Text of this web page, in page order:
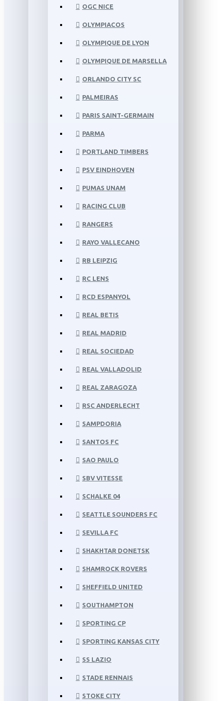
OGC NICE
OLYMPIACOS
OLYMPIQUE DE LYON
OLYMPIQUE DE MARSELLA
ORLANDO CITY SC
PALMEIRAS
PARIS SAINT-GERMAIN
PARMA
PORTLAND TIMBERS
PSV EINDHOVEN
PUMAS UNAM
RACING CLUB
RANGERS
RAYO VALLECANO
RB LEIPZIG
RC LENS
RCD ESPANYOL
REAL BETIS
REAL MADRID
REAL SOCIEDAD
REAL VALLADOLID
REAL ZARAGOZA
RSC ANDERLECHT
SAMPDORIA
SANTOS FC
SAO PAULO
SBV VITESSE
SCHALKE 04
SEATTLE SOUNDERS FC
SEVILLA FC
SHAKHTAR DONETSK
SHAMROCK ROVERS
SHEFFIELD UNITED
SOUTHAMPTON
SPORTING CP
SPORTING KANSAS CITY
SS LAZIO
STADE RENNAIS
STOKE CITY